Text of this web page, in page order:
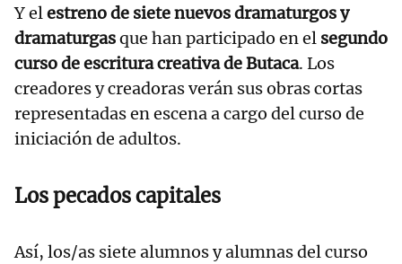
Y elestreno de siete nuevos dramaturgos y
dramaturgasque han participado en el segundo
curso de escritura creativa de Butaca. Los
creadores y creadoras verán sus obras cortas
representadas en escena a cargo del curso de
iniciación de adultos.
Los pecados capitales
Así, los/as siete alumnos y alumnas del curso